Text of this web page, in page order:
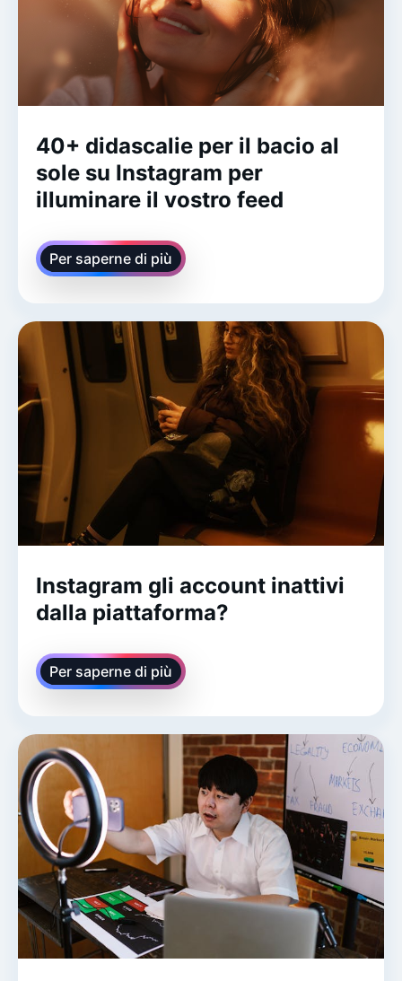
40+ didascalie per il bacio al
sole su Instagram per
illuminare il vostro feed
Per saperne di più
Instagram gli account inattivi
dalla piattaforma?
Per saperne di più